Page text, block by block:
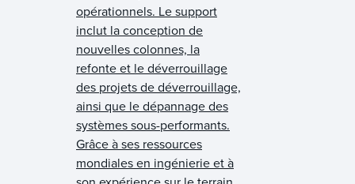
opérationnels. Le support
inclut la conception de
nouvelles colonnes, la
refonte et le déverrouillage
des projets de déverrouillage,
ainsi que le dépannage des
systèmes sous-performants.
Grâce à ses ressources
mondiales en ingénierie et à